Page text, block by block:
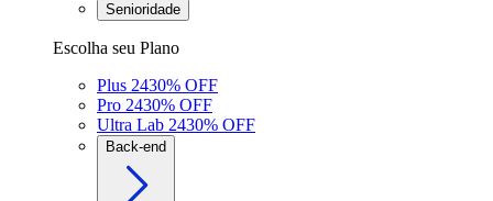
Senioridade
Escolha seu Plano
Plus 2430% OFF
Pro 2430% OFF
Ultra Lab 2430% OFF
Back-end